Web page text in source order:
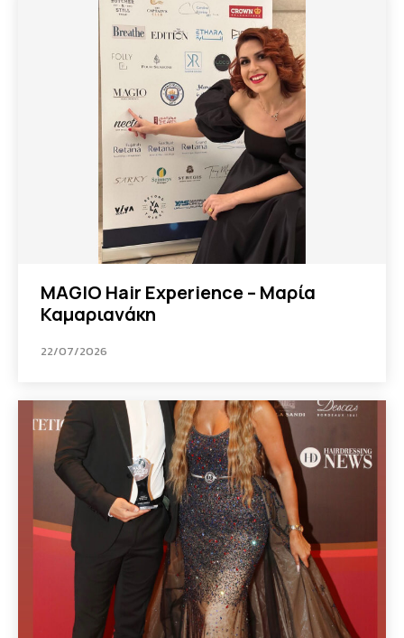
MAGIO Hair Experience – Μαρία
Καμαριανάκη
22/07/2026